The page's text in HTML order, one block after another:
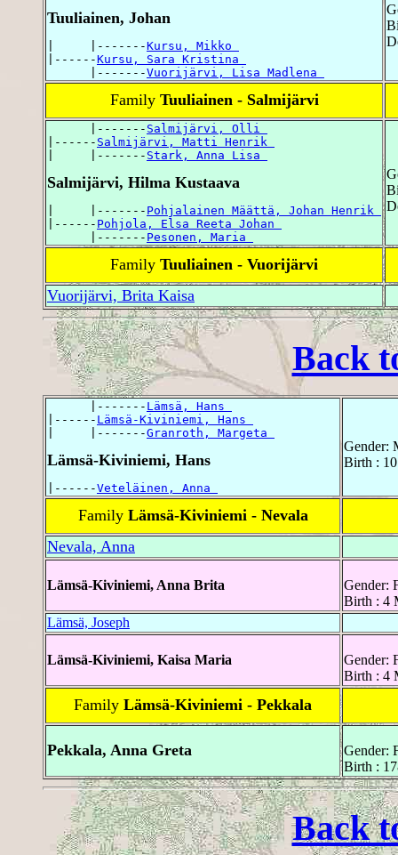
Tuuliainen, Johan
|     |-------Kursu, Mikko
|------Kursu, Sara Kristina
      |-------
Vuorijärvi, Lisa Madlena
Family Tuuliainen - Salmijärvi
      |-------
Salmijärvi, Olli
|------ Salmijärvi, Matti Henrik
|     |------- Stark, Anna Lisa
Salmijärvi, Hilma Kustaava
|     |------- Pohjalainen Määttä, Johan Henrik
|------ Pohjola, Elsa Reeta Johan
      |-------
Pesonen, Maria
Family Tuuliainen - Vuorijärvi
Vuorijärvi, Brita Kaisa
Back
      |-------
Lämsä, Hans
|------ Lämsä-Kiviniemi, Hans
|     |-------Granroth, Margeta
Lämsä-Kiviniemi, Hans
|------Veteläinen, Anna
Gender:
Birth :
Family Lämsä-Kiviniemi - Nevala
Nevala, Anna
Lämsä-Kiviniemi, Anna Brita
Gender:
Birth : 4
Lämsä, Joseph
Lämsä-Kiviniemi, Kaisa Maria
Gender:
Birth : 4
Family Lämsä-Kiviniemi - Pekkala
Pekkala, Anna Greta
Gender:
Birth :
Back